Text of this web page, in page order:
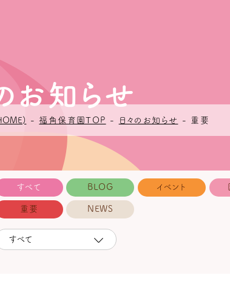
お知らせ
- 福角保育園TOP - 日々のお知らせ - 重要
すべて BLOG イベント
重要 NEWS